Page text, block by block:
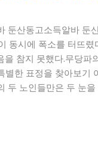
둔산동고소득알바 둔
동시에 폭소를 터뜨
참지 못했다.무당파
한 표정을 찾아보기
두 노인들만은 두 눈